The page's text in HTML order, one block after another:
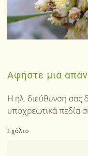
Αφήστε μια
Η ηλ. διεύθυνση σας
υποχρεωτικά πεδία
Σχόλιο